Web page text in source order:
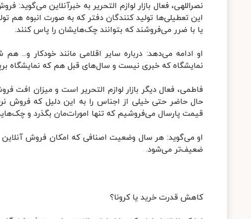
نصراللهی، فعال بازار لوازم التحریر به خبرآنلاین
این تعطیلی‌ها تولید کنندگان دفتر که به صورت انبوه هم
یا با ضرر می‌فروشند که بتوانند چک‌هایشان را پاس کنند.
او ادامه می‌دهد: درباره سایر اقلامی مانند خودکار
نمایشگاه که خبری نیست و سال‌های قبل هم که نمایشگاه
فاطمی، فعال دیگر بازار لوازم التحریر است و میزان افت
قیمت پارسال می‌فروشیم که تنها امورات‌مان بگذرد و
او می‌گوید: هر سال وضعیت اصنافی که امکان فروش
ضعیف‌تر می‌شود.
کاهش قدرت خرید یا کرونا؟